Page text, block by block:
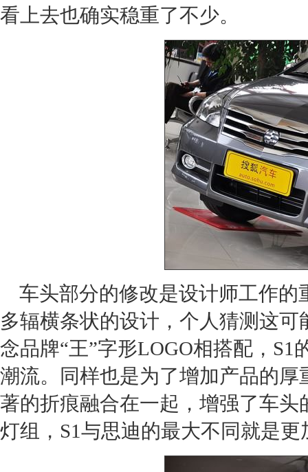
看上去也确实稳重了不少。
车头部分的修改是设计师工作的
多辐横条状的设计，个人猜测这
念品牌“王”字形LOGO相搭配，
潮流。同样也是为了增加产品的厚
著的折痕融合在一起，增强了车
灯组，S1与思迪的最大不同就是更